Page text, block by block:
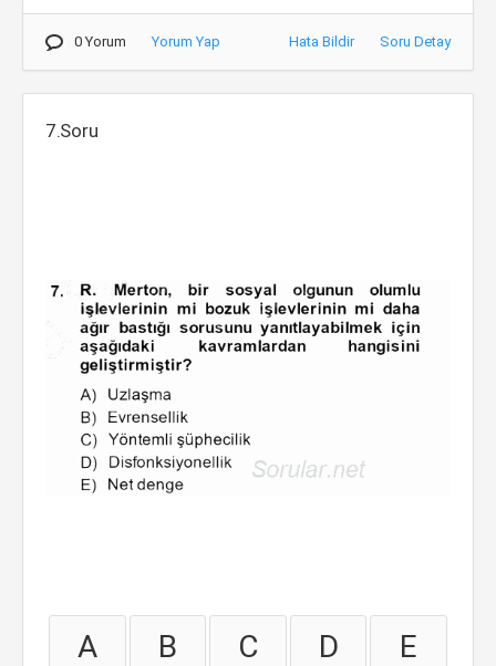
0 Yorum Yorum Yap Hata Bildir Soru Detay
7.Soru
A B C D E